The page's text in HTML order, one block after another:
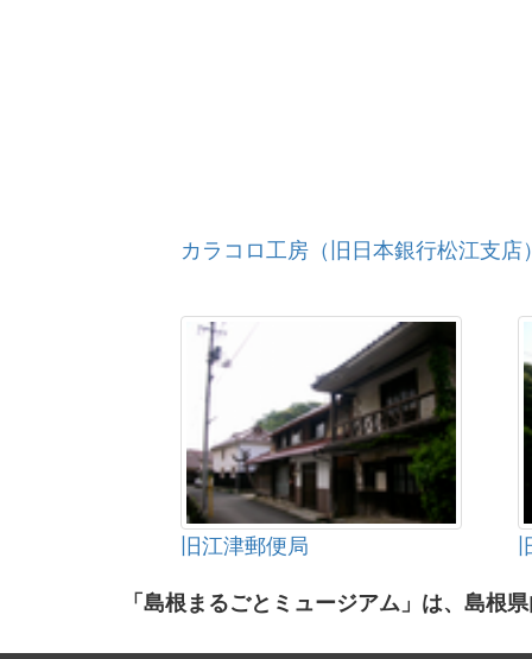
カラコロ工房（旧日本銀行松江支店
旧江津郵便局
「島根まるごとミュージアム」は、島根